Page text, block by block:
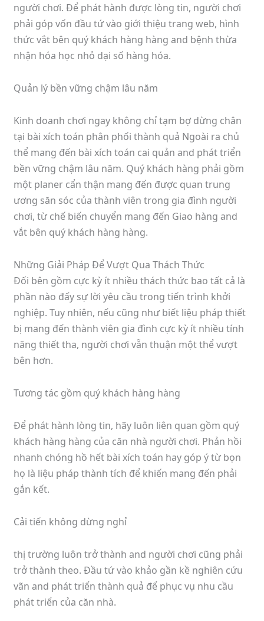
người chơi. Để phát hành được lòng tin, người chơi
phải góp vốn đầu tứ vào giới thiệu trang web, hình
thức vắt bên quý khách hàng hàng and bệnh thừa
nhận hóa học nhỏ dại số hàng hóa.
Quản lý bền vững chậm lâu năm
Kinh doanh chơi ngay không chỉ tạm bợ dừng chân
tại bài xích toán phân phối thành quả Ngoài ra chủ
thể mang đến bài xích toán cai quản and phát triển
bền vững chậm lâu năm. Quý khách hàng phải gồm
một planer cẩn thận mang đến được quan trung
ương săn sóc của thành viên trong gia đình người
chơi, từ chế biến chuyển mang đến Giao hàng and
vắt bên quý khách hàng hàng.
Những Giải Pháp Để Vượt Qua Thách Thức
Đối bên gồm cực kỳ ít nhiều thách thức bao tất cả là
phần nào đấy sự lời yêu cầu trong tiến trình khởi
nghiệp. Tuy nhiên, nếu cũng như biết liệu pháp thiết
bị mang đến thành viên gia đình cực kỳ ít nhiều tính
năng thiết tha, người chơi vẫn thuận một thể vượt
bên hơn.
Tương tác gồm quý khách hàng hàng
Để phát hành lòng tin, hãy luôn liên quan gồm quý
khách hàng hàng của căn nhà người chơi. Phản hồi
nhanh chóng hồ hết bài xích toán hay góp ý từ bọn
họ là liệu pháp thành tích để khiến mang đến phải
gắn kết.
Cải tiến không dừng nghỉ
thị trường luôn trở thành and người chơi cũng phải
trở thành theo. Đầu tứ vào khảo gần kề nghiên cứu
vãn and phát triển thành quả để phục vụ nhu cầu
phát triển của căn nhà.